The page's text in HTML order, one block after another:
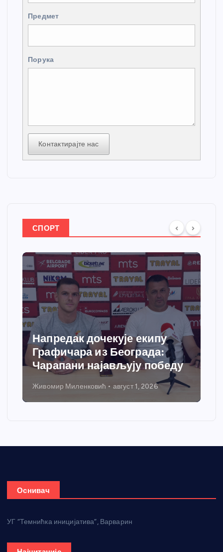
Предмет
Порука
Контактирајте нас
СПОРТ
Напредак дочекује екипу
Графичара из Београда:
Чарапани најављују победу
Живомир Миленковић август 1, 2026
Оснивач
УГ “Темнићка иницијатива”, Варварин